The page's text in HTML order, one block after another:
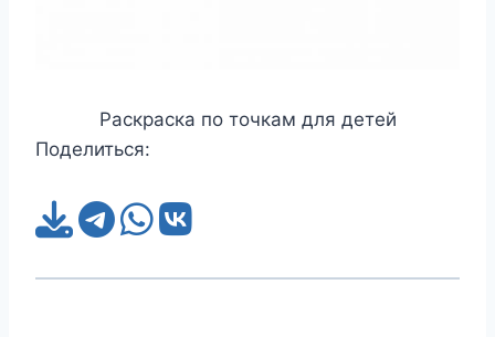
Раскраска по точкам для детей
Поделиться: